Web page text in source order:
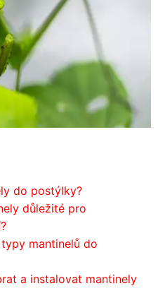
do postýlky?
důležité pro
mantinelů do
a instalovat mantinely